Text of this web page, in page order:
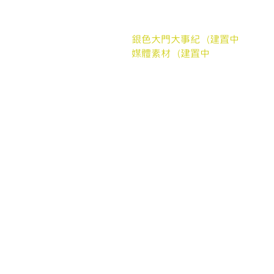
銀色大門大事紀（建置中
媒體素材（建置中